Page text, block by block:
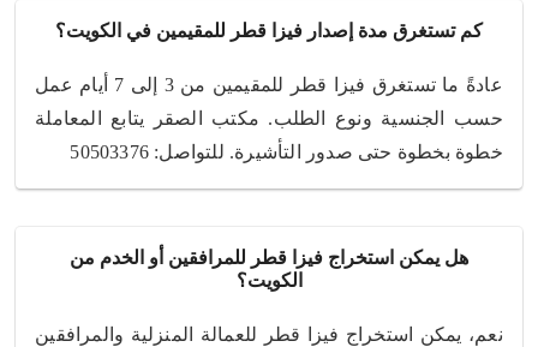
كم تستغرق مدة إصدار فيزا قطر للمقيمين في الكويت؟
عادةً ما تستغرق فيزا قطر للمقيمين من 3 إلى 7 أيام عمل
حسب الجنسية ونوع الطلب. مكتب الصقر يتابع المعاملة
خطوة بخطوة حتى صدور التأشيرة. للتواصل: 50503376
هل يمكن استخراج فيزا قطر للمرافقين أو الخدم من
الكويت؟
نعم، يمكن استخراج فيزا قطر للعمالة المنزلية والمرافقين